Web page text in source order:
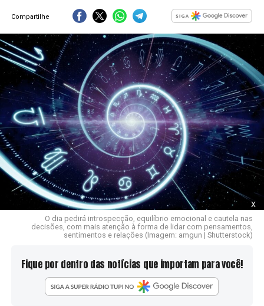
Compartilhe
x
O dia pedirá introspecção, equilíbrio emocional e cautela nas
decisões, com mais atenção à forma de lidar com pensamentos,
sentimentos e relações (Imagem: amgun | Shutterstock)
Fique por dentro das notícias que importam para você!